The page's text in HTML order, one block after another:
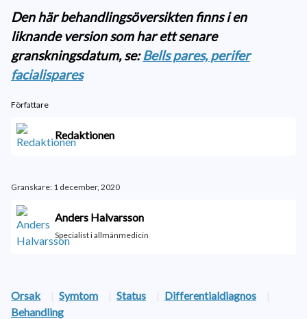
Den här behandlingsöversikten finns i en
liknande version som har ett senare
granskningsdatum, se:Bells pares, perifer
facialispares
Författare
Redaktionen
Granskare: 1 december, 2020
Anders Halvarsson
Specialist i allmänmedicin
Orsak | Symtom | Status | Differentialdiagnos
|
Behandling